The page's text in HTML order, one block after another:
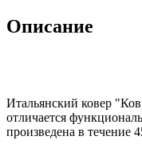
Описание
Итальянский ковер
отличается
произведена в течение